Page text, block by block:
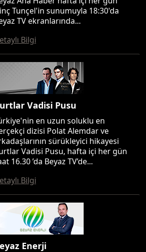
Tunçel'in sunumuyla 18:30'da
TV ekranlarında...
Bilgi
Vadisi Pusu
en uzun soluklu en
dizisi Polat Alemdar ve
sürükleyici hikayesi
Vadisi Pusu, hafta içi her gün
16.30 ’da Beyaz TV’de...
Bilgi
Enerji